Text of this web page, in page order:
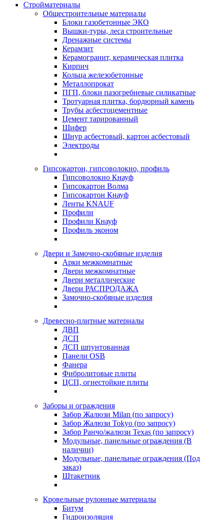
Стройматериалы
Oбщестроительные материалы
Блоки газобетонные ЭКО
Вышки-туры, леса строительные
Дренажные системы
Керамзит
Керамогранит, керамическая плитка
Кирпич
Кольца железобетонные
Металлопрокат
ПГП, блоки пазогребневые силикатные
Тротуарная плитка, бордюрный камень
Трубы асбестоцементные
Цемент тарированный
Шифер
Шнур асбестовый, картон асбестовый
Электроды
Гипсокартон, гипсоволокно, профиль
Гипсоволокно Кнауф
Гипсокартон Волма
Гипсокартон Кнауф
Ленты KNAUF
Профили
Профили Кнауф
Профиль эконом
Двери и Замочно-скобяные изделия
Арки межкомнатные
Двери межкомнатные
Двери металлические
Двери РАСПРОДАЖА
Замочно-скобяные изделия
Древесно-плитные материалы
ДВП
ДСП
ДСП шпунтованная
Панели OSB
Фанера
Фибролитовые плиты
ЦСП, огнестойкие плиты
Заборы и ограждения
Забор Жалюзи Milan (по запросу)
Забор Жалюзи Tokyo (по запросу)
Забор Ранчо/жалюзи Texas (по запросу)
Модульные, панельные ограждения (В
наличии)
Модульные, панельные ограждения (Под
заказ)
Штакетник
Кровельные рулонные материалы
Битум
Гидроизоляция